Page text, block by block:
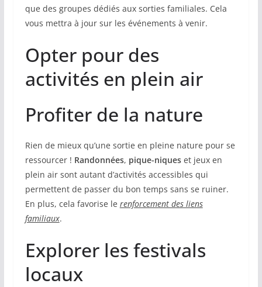
que des groupes dédiés aux sorties familiales. Cela
vous mettra à jour sur les événements à venir.
Opter pour des
activités en plein air
Profiter de la nature
Rien de mieux qu’une sortie en pleine nature pour se
ressourcer ! Randonnées, pique-niqueset jeux en
plein air sont autant d’activités accessibles qui
permettent de passer du bon temps sans se ruiner.
En plus, cela favorise le renforcement des liens
familiaux.
Explorer les festivals
locaux